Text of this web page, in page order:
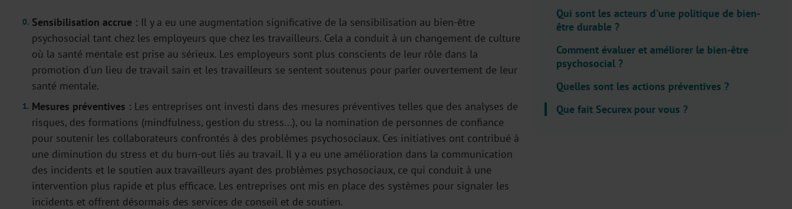
t
Sensibilisation accrue : Il y a eu une augmentation significative de la sensibilisation au bien-être
psychosocial tant chez les employeurs que chez les travailleurs. Cela a conduit à un changement de culture
où la santé mentale est prise au sérieux. Les employeurs sont plus conscients de leur rôle dans la
promotion d'un lieu de travail sain et les travailleurs se sentent soutenus pour parler ouvertement de leur
santé mentale.
Mesures préventives : Les entreprises ont investi dans des mesures préventives telles que des analyses de
risques, des formations (mindfulness, gestion du stress...), ou la nomination de personnes de confiance
pour soutenir les collaborateurs confrontés à des problèmes psychosociaux. Ces initiatives ont contribué à
une diminution du stress et du burn-out liés au travail. Il y a eu une amélioration dans la communication
des incidents et le soutien aux travailleurs ayant des problèmes psychosociaux, ce qui conduit à une
intervention plus rapide et plus efficace. Les entreprises ont mis en place des systèmes pour signaler les
incidents et offrent désormais des services de conseil et de soutien.
Qui sont les acteurs d'une politique de bien-
être durable ?
Comment évaluer et améliorer le bien-être
psychosocial ?
Quelles sont les actions préventives ?
Que fait Securex pour vous ?